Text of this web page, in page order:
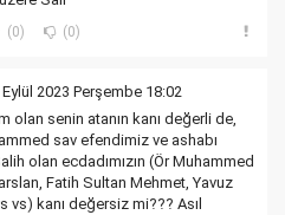
(0) (0)
2023 Perşembe 18:02
olan senin atanın kanı değerli de,
sav efendimiz ve ashabı
olan ecdadımızın (Ör Muhammed
Fatih Sultan Mehmet, Yavuz
vs) kanı değersiz mi??? Asıl